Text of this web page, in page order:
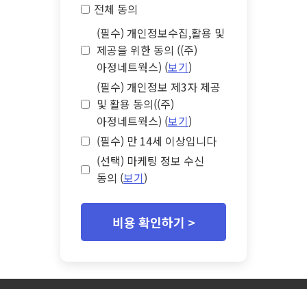
전체 동의
(필수) 개인정보수집,활용 및
제공을 위한 동의 ((주)
아정네트웍스) (보기)
(필수) 개인정보 제3자 제공
및 활용 동의((주)
아정네트웍스) (보기)
(필수) 만 14세 이상입니다
(선택) 마케팅 정보 수신
동의 (보기)
비용 확인하기 >